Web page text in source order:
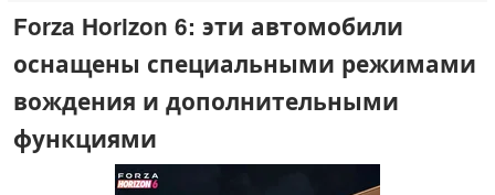
Forza Horizon 6: эти автомобили
оснащены специальными режимами
вождения и дополнительными
функциями